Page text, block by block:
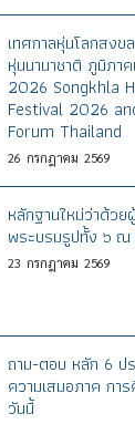
เทศกาลหุ่นโลกสง
หุ่นนานาชาติ ภูมิภา
2026 Songkhla
Festival 2026
Forum Thailand
26 กรกฎาคม 2569
หลักฐานใหม่ว่าด้ว
พระบรมรูปทั้ง ๖
23 กรกฎาคม 2569
ถาม-ตอบ หลัก 6 ป
ความเสมอภาค กา
วันนี้